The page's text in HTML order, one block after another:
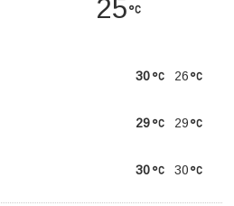
25
26
30
29
29
30
30